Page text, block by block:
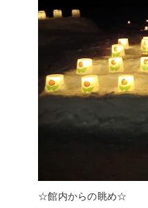
☆館内からの眺め☆